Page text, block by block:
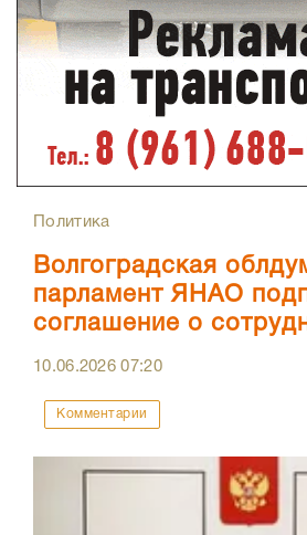
Политика
Волгоградская
парламент ЯНАО
соглашение о
10.06.202607:20
Комментарии